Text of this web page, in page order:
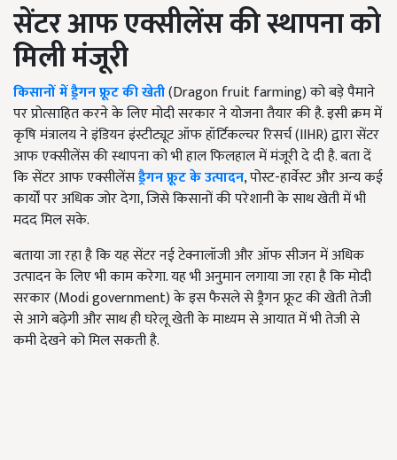
सेंटर आफ एक्सीलेंस की स्थापना को
मिली मंजूरी
किसानों में ड्रैगन फ्रूट की खेती(Dragon fruit farming) को बड़े पैमाने
पर प्रोत्साहित करने के लिए मोदी सरकार ने योजना तैयार की है. इसी क्रम में
कृषि मंत्रालय ने इंडियन इंस्टीट्यूट ऑफ हॉर्टिकल्चर रिसर्च (IIHR) द्वारा सेंटर
आफ एक्सीलेंस की स्थापना को भी हाल फिलहाल में मंजूरी दे दी है. बता दें
कि सेंटर आफ एक्सीलेंसड्रैगन फ्रूट के उत्पादन, पोस्ट-हार्वेस्ट और अन्य कई
कार्यों पर अधिक जोर देगा, जिसे किसानों की परेशानी के साथ खेती में भी
मदद मिल सके.
बताया जा रहा है कि यह सेंटर नई टेक्नालॉजी और ऑफ सीजन में अधिक
उत्पादन के लिए भी काम करेगा. यह भी अनुमान लगाया जा रहा है कि मोदी
सरकार (Modi government) के इस फैसले से ड्रैगन फ्रूट की खेती तेजी
से आगे बढ़ेगी और साथ ही घरेलू खेती के माध्यम से आयात में भी तेजी से
कमी देखने को मिल सकती है.